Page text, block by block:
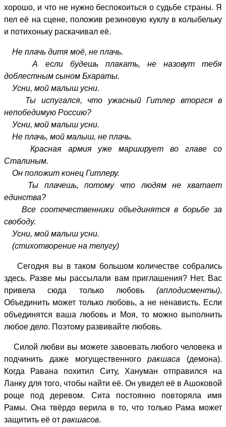
хорошо, и что не нужно беспокоиться о судьбе страны. Я
пел её на сцене, положив резиновую куклу в колыбельку
и потихоньку раскачивал её.
Не плачь дитя моё, не плачь.
А если будешь плакать, не назовут тебя
доблестным сыном Бхараты.
Усни, мой малыш усни.
Ты испугался, что ужасный Гитлер вторгся в
непобедимую Россию?
Усни, мой малыш усни.
Не плачь, мой малыш, не плачь.
Красная армия уже марширует во главе со
Сталиным.
Он положит конец Гитлеру.
Ты плачешь, потому что людям не хватает
единства?
Все соотечественники объединятся в борьбе за
свободу.
Усни, мой малыш усни.
(стихотворение на телугу)
Сегодня вы в таком большом количестве собрались
здесь. Разве мы рассылали вам приглашения? Нет. Вас
привела сюда только любовь (аплодисменты).
Объединить может только любовь, а не ненависть. Если
объединятся ваша любовь и Моя, то можно выполнить
любое дело. Поэтому развивайте любовь.
Силой любви вы можете завоевать любого человека и
подчинить даже могущественногоракшаса (демона).
Когда Равана похитил Ситу, Хануман отправился на
Ланку для того, чтобы найти её. Он увидел её в Ашоковой
роще под деревом. Сита постоянно повторяла имя
Рамы. Она твёрдо верила в то, что только Рама может
защитить её от ракшасов.